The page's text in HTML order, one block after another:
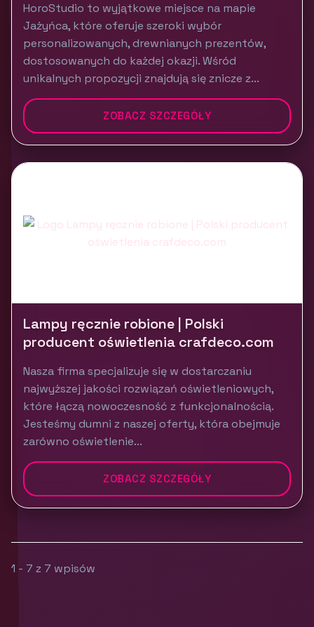
HoroStudio to wyjątkowe miejsce na mapie
Jażyńca, które oferuje szeroki wybór
personalizowanych, drewnianych prezentów,
dostosowanych do każdej okazji. Wśród
unikalnych propozycji znajdują się znicze z...
ZOBACZ SZCZEGÓŁY
Lampy ręcznie robione | Polski
producent oświetlenia crafdeco.com
Nasza firma specjalizuje się w dostarczaniu
najwyższej jakości rozwiązań oświetleniowych,
które łączą nowoczesność z funkcjonalnością.
Jesteśmy dumni z naszej oferty, która obejmuje
zarówno oświetlenie...
ZOBACZ SZCZEGÓŁY
1 - 7 z 7 wpisów